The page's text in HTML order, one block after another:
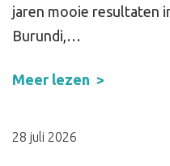
jaren mooie resultaten
Burundi,…
Meer lezen
28 juli 2026